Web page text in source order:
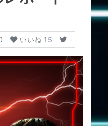
いいね 15 -